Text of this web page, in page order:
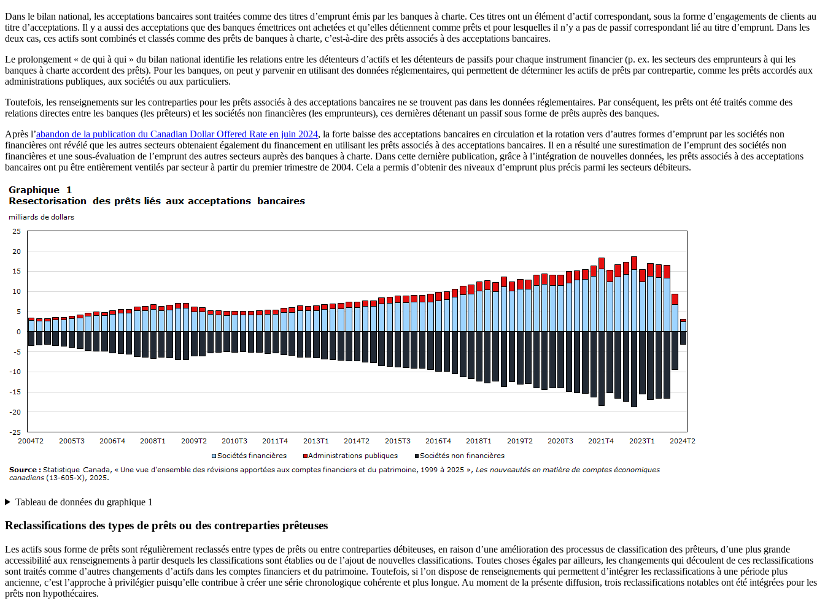
Dans le bilan national, les acceptations bancaires sont traitées comme des titres d’emprunt émis par les banques à charte. Ces titres ont un élément d’actif correspondant, sous la forme d’engagements de clients au
titre d’acceptations. Il y a aussi des acceptations que des banques émettrices ont achetées et qu’elles détiennent comme prêts et pour lesquelles il n’y a pas de passif correspondant lié au titre d’emprunt. Dans les
deux cas, ces actifs sont combinés et classés comme des prêts de banques à charte, c’est-à-dire des prêts associés à des acceptations bancaires.
Le prolongement « de qui à qui » du bilan national identifie les relations entre les détenteurs d’actifs et les détenteurs de passifs pour chaque instrument financier (p. ex. les secteurs des emprunteurs à qui les
banques à charte accordent des prêts). Pour les banques, on peut y parvenir en utilisant des données réglementaires, qui permettent de déterminer les actifs de prêts par contrepartie, comme les prêts accordés aux
administrations publiques, aux sociétés ou aux particuliers.
Toutefois, les renseignements sur les contreparties pour les prêts associés à des acceptations bancaires ne se trouvent pas dans les données réglementaires. Par conséquent, les prêts ont été traités comme des
relations directes entre les banques (les prêteurs) et les sociétés non financières (les emprunteurs), ces dernières détenant un passif sous forme de prêts auprès des banques.
Après l’abandon de la publication du Canadian Dollar Offered Rate en juin 2024, la forte baisse des acceptations bancaires en circulation et la rotation vers d’autres formes d’emprunt par les sociétés non
financières ont révélé que les autres secteurs obtenaient également du financement en utilisant les prêts associés à des acceptations bancaires. Il en a résulté une surestimation de l’emprunt des sociétés non
financières et une sous-évaluation de l’emprunt des autres secteurs auprès des banques à charte. Dans cette dernière publication, grâce à l’intégration de nouvelles données, les prêts associés à des acceptations
bancaires ont pu être entièrement ventilés par secteur à partir du premier trimestre de 2004. Cela a permis d’obtenir des niveaux d’emprunt plus précis parmi les secteurs débiteurs.
Tableau de données du graphique 1
Reclassifications des types de prêts ou des contreparties prêteuses
Les actifs sous forme de prêts sont régulièrement reclassés entre types de prêts ou entre contreparties débiteuses, en raison d’une amélioration des processus de classification des prêteurs, d’une plus grande
accessibilité aux renseignements à partir desquels les classifications sont établies ou de l’ajout de nouvelles classifications. Toutes choses égales par ailleurs, les changements qui découlent de ces reclassifications
sont traités comme d’autres changements d’actifs dans les comptes financiers et du patrimoine. Toutefois, si l’on dispose de renseignements qui permettent d’intégrer les reclassifications à une période plus
ancienne, c’est l’approche à privilégier puisqu’elle contribue à créer une série chronologique cohérente et plus longue. Au moment de la présente diffusion, trois reclassifications notables ont été intégrées pour les
prêts non hypothécaires.